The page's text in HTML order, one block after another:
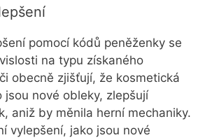
pomocí kódů peněženky se
na typu získaného
obecně zjišťují, že kosmetická
jsou nové obleky, zlepšují
aniž by měnila herní mechaniky.
vylepšení, jako jsou nové